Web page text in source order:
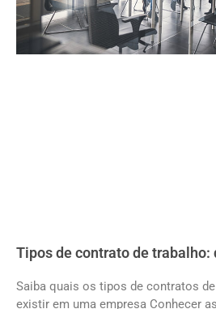
Tipos de contrato de trabalho:
Saiba quais os tipos de contratos
existir em uma empresa Conhecer